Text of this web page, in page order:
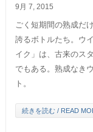
9月 7, 2015
ごく短期間の熟成だ
誇るボトルたち。ウ
イク」は、古来のス
でもある。熟成なき
ト。
続きを読む / READ